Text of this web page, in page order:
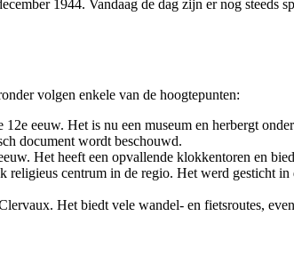
1944. Vandaag de dag zijn er nog steeds
volgen enkele van de hoogtepunten:
eeuw. Het is nu een museum en herbergt
document wordt beschouwd.
Het heeft een opvallende klokkentoren en
centrum in de regio. Het werd gesticht in
Het biedt vele wandel- en fietsroutes,